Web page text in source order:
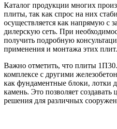
Каталог продукции многих
плиты, так как спрос на них
осуществляется как напрямую с
дилерскую сеть. При
получить подробную
применения и монтажа этих плит.
Важно отметить, что плиты
комплексе с другими
как фундаментные блоки, лотки
камень. Это позволяет
решения для различных